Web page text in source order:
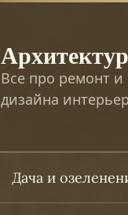
Все про ремонт
дизайна
Дача и